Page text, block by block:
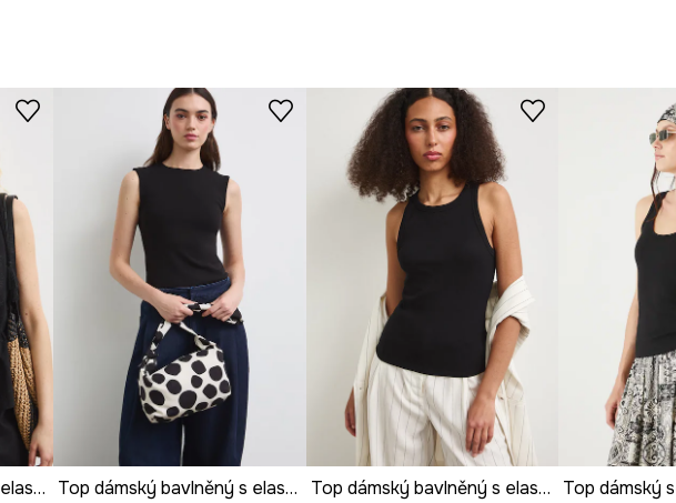
drží top.
elastický.
charakter.
Top dámský bavlněný s elastanem s volánkem
Top dámský bavlněný s elastanem hladký
Top dámský bavlněný s elastanem pruhovaný